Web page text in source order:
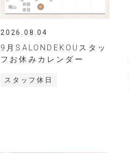
2026.08.04
9月SALONDEKOUスタッ
フお休みカレンダー
スタッフ休日